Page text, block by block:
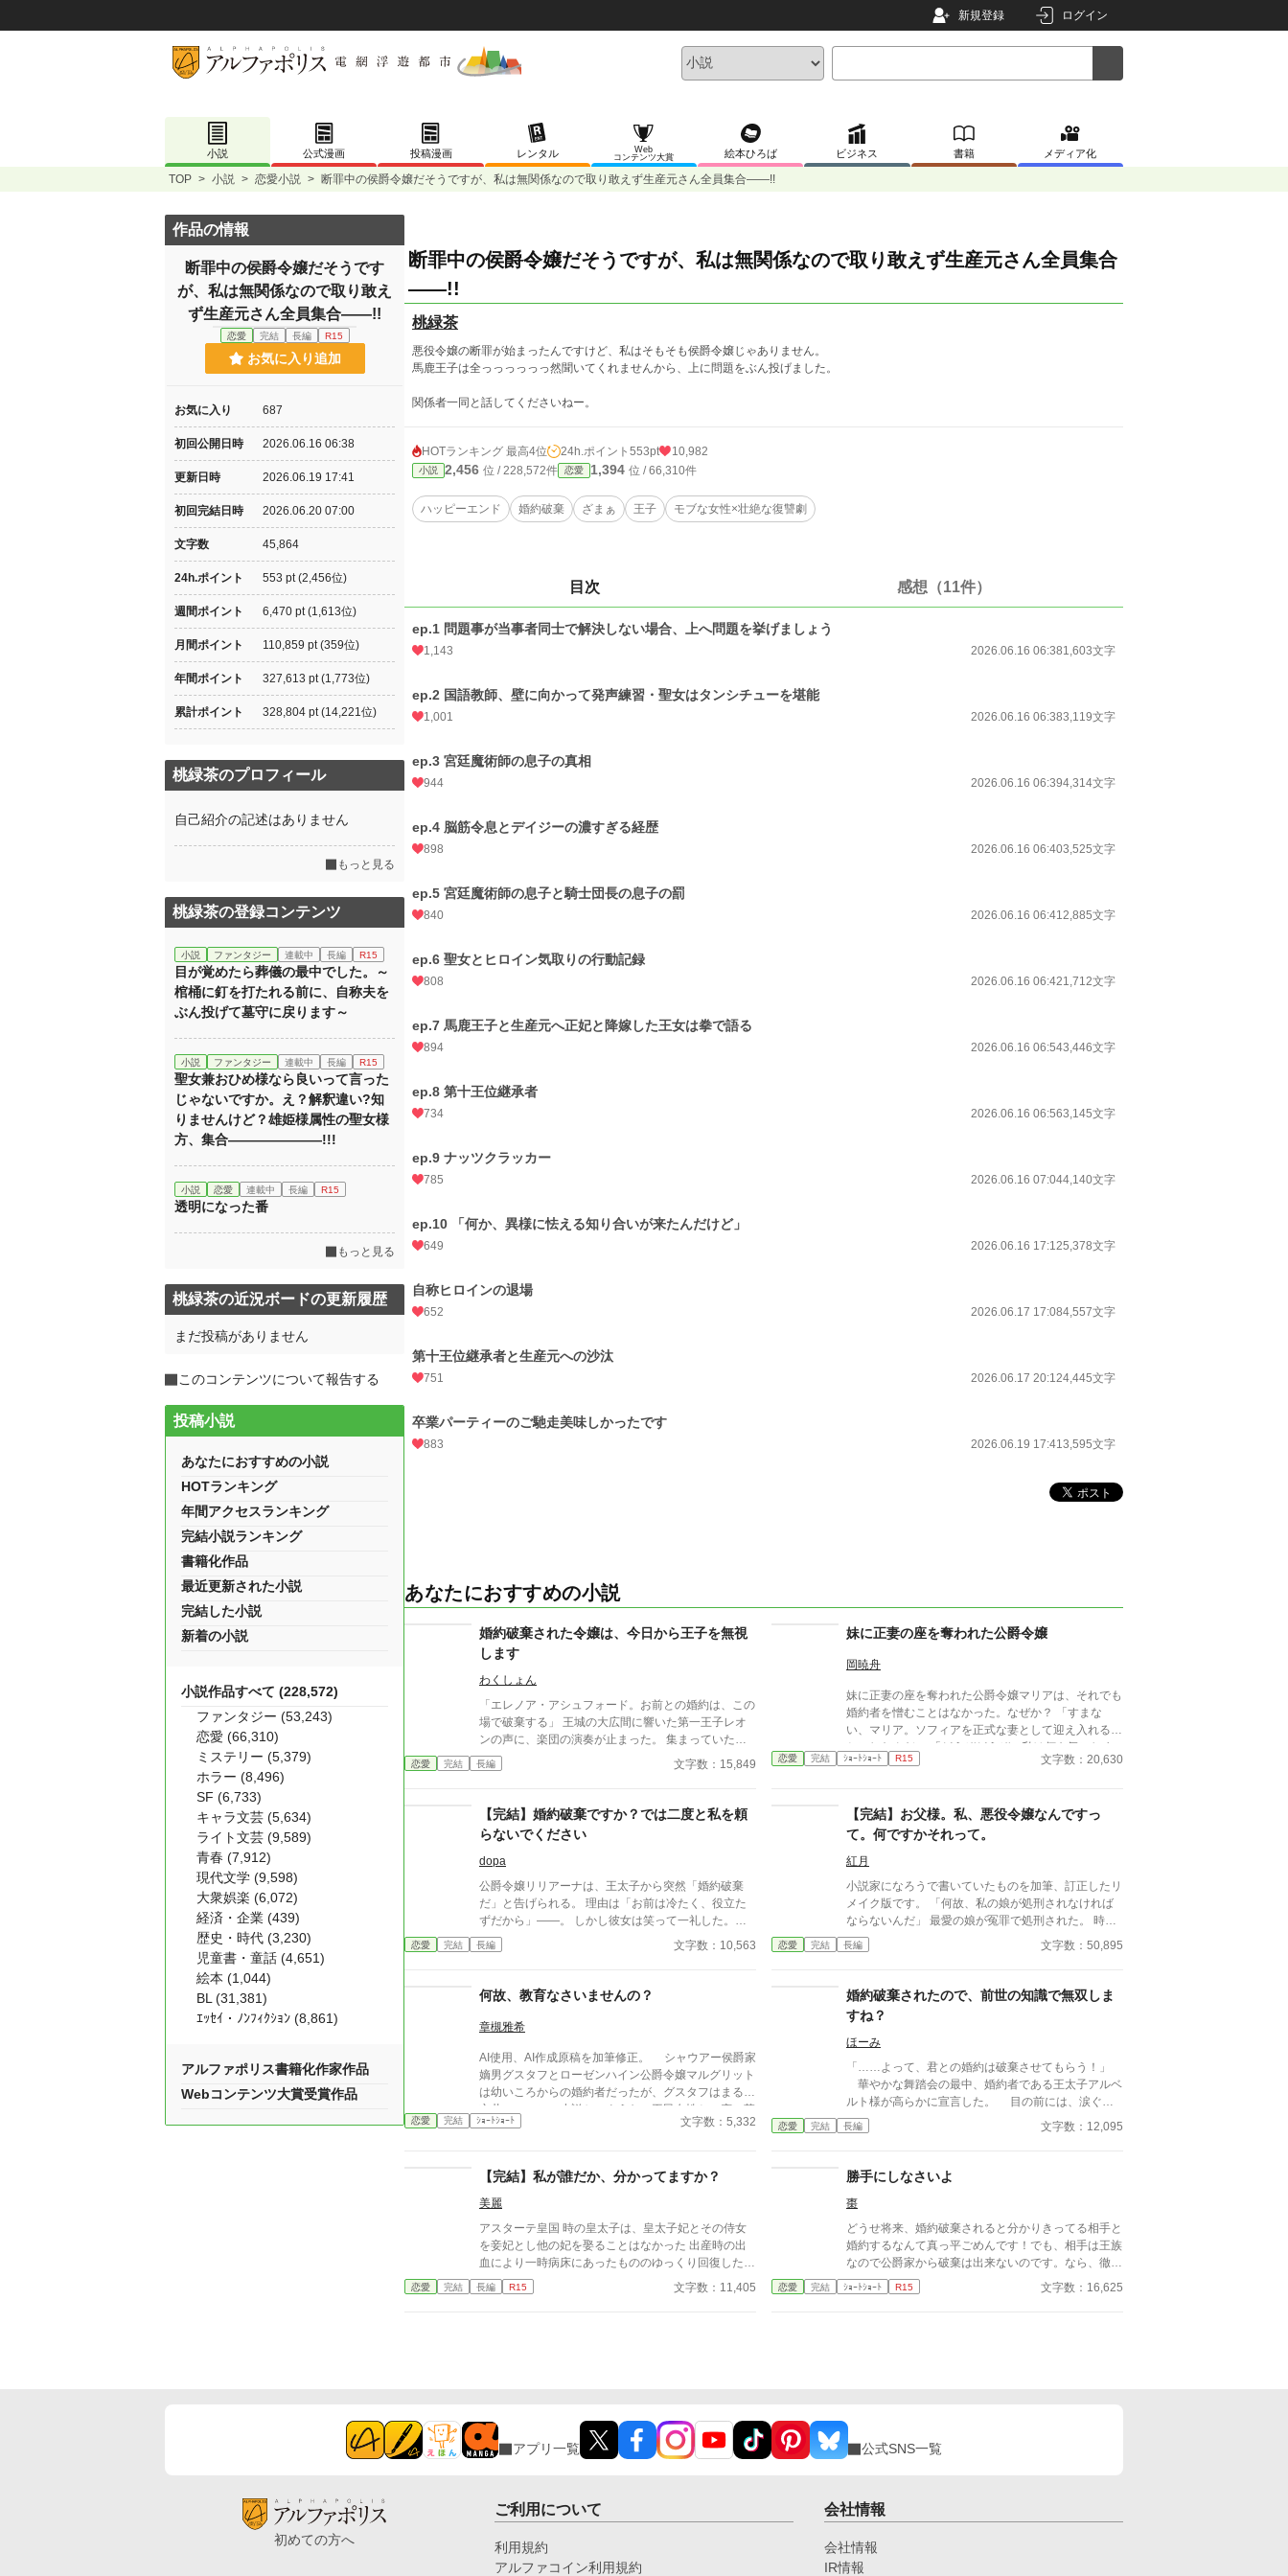
新規登録 ログイン
小説 公式漫画 投稿漫画 レンタル
Web
コンテンツ大賞
絵本ひろば ビジネス 書籍 メディア化
TOP > 小説 > 恋愛小説 > 断罪中の侯爵令嬢だそうですが、私は無関係なので取り敢えず生産元さん全員集合――!!
断罪中の侯爵令嬢だそうですが、私は無関係なので取り敢えず生産元さん全員集合
――!!
桃緑茶
悪役令嬢の断罪が始まったんですけど、私はそもそも侯爵令嬢じゃありません。
馬鹿王子は全っっっっっっ然聞いてくれませんから、上に問題をぶん投げました。
関係者一同と話してくださいねー。
HOTランキング 最高4位 24h.ポイント 553pt 10,982
小説 2,456 位 / 228,572件 恋愛 1,394 位 / 66,310件
ハッピーエンド 婚約破棄 ざまぁ 王子 モブな女性×壮絶な復讐劇
目次 感想（11件）
ep.1 問題事が当事者同士で解決しない場合、上へ問題を挙げましょう
1,143 2026.06.16 06:381,603文字
ep.2 国語教師、壁に向かって発声練習・聖女はタンシチューを堪能
1,001 2026.06.16 06:383,119文字
ep.3 宮廷魔術師の息子の真相
944 2026.06.16 06:394,314文字
ep.4 脳筋令息とデイジーの濃すぎる経歴
898 2026.06.16 06:403,525文字
ep.5 宮廷魔術師の息子と騎士団長の息子の罰
840 2026.06.16 06:412,885文字
ep.6 聖女とヒロイン気取りの行動記録
808 2026.06.16 06:421,712文字
ep.7 馬鹿王子と生産元へ正妃と降嫁した王女は拳で語る
894 2026.06.16 06:543,446文字
ep.8 第十王位継承者
734 2026.06.16 06:563,145文字
ep.9 ナッツクラッカー
785 2026.06.16 07:044,140文字
ep.10 「何か、異様に怯える知り合いが来たんだけど」
649 2026.06.16 17:125,378文字
自称ヒロインの退場
652 2026.06.17 17:084,557文字
第十王位継承者と生産元への沙汰
751 2026.06.17 20:124,445文字
卒業パーティーのご馳走美味しかったです
883 2026.06.19 17:413,595文字
あなたにおすすめの小説
婚約破棄された令嬢は、今日から王子を無視
します
わくしょん
「エレノア・アシュフォード。お前との婚約は、この
場で破棄する」 王城の大広間に響いた第一王子レオ
ンの声に、楽団の演奏が止まった。 集まっていた貴
族たちは息をのみ、次の瞬間にはざわめきが広がる。
エレノアはゆっくりと顔を上げた。 目の前では、王
が勝ち誇ったように微笑んでいる。
恋愛 完結 長編 文字数：15,849
妹に正妻の座を奪われた公爵令嬢
岡暁舟
妹に正妻の座を奪われた公爵令嬢マリアは、それでも
婚約者を憎むことはなかった。なぜか？ 「すまな
い、マリア。ソフィアを正式な妻として迎え入れるこ
とにしたんだ」 「どうぞどうぞ。私は何も気にしま
せんから……」 マリアは妹のソフィアを祝福した。
恋愛 完結 ｼｮｰﾄｼｮｰﾄ R15 文字数：20,630
【完結】婚約破棄ですか？では二度と私を頼
らないでください
dopa
公爵令嬢リリアーナは、王太子から突然「婚約破棄
だ」と告げられる。 理由は「お前は冷たく、役立た
ずだから」――。 しかし彼女は笑って一礼した。
「婚約破棄ですか？ では二度と私を頼らないでくだ
さい」 その一言を残し、王宮を去るリリアーナ。 実
発まで陰で支えてきた真の功労者だった。 彼女が去
った途端、王宮は混乱。外交は失敗し、財政は赤字、
魔物討伐も滞り、王太子は初めて「彼女がすべてを支
隣国の冷酷公爵にその才能を見いだされ、最高待遇で
迎えられる。 「君が望むなら、今度は私が君を守ろ
う」 元婚約者が何度謝っても、もう遅い。 婚約破棄
された令嬢が、新たな居場所で幸せを掴み、見下して
いた者たちを後悔させる痛快ざまぁファンタジー。
恋愛 完結 長編 文字数：10,563
【完結】お父様。私、悪役令嬢なんですっ
て。何ですかそれって。
紅月
小説家になろうで書いていたものを加筆、訂正したリ
メイク版です。 「何故、私の娘が処刑されなければ
ならないんだ」 最愛の娘が冤罪で処刑された。 時を
巻き戻し、復讐を誓う家族。 娘は前と違う人生を歩
み、家族は元凶へ復讐の手を伸ばすが、巻き戻す前と
恋愛 完結 長編 文字数：50,895
何故、教育なさいませんの？
章槻雅希
AI使用、AI作成原稿を加筆修正。 シャウアー侯爵家
嫡男グスタフとローゼンハイン公爵令嬢マルグリット
は幼いころからの婚約者だったが、グスタフはまるで
市井のロマンス小説かのような、平民女性との恋に落
ちる。これまた物語のように婚約破棄を告げようとす
投稿、自サイトにも掲載。
恋愛 完結 ｼｮｰﾄｼｮｰﾄ 文字数：5,332
婚約破棄されたので、前世の知識で無双しま
すね？
ほーみ
「……よって、君との婚約は破棄させてもらう！」
華やかな舞踏会の最中、婚約者である王太子アルベ
ルト様が高らかに宣言した。 目の前には、涙ぐみ
ながら私を見つめる金髪碧眼の美しい令嬢。確か侯爵
家の三女、リリア・フォン・クラウゼルだったかし
恋愛 完結 長編 文字数：12,095
【完結】私が誰だか、分かってますか？
美麗
アスターテ皇国 時の皇太子は、皇太子妃とその侍女
を妾妃とし他の妃を娶ることはなかった 出産時の出
血により一時病床にあったもののゆっくり回復した。
皇太子は皇帝となり、皇太子妃は皇后となった。 そ
して、皇后との間に産まれた男児を皇太子とした。
かも不明であった。 そして、この妾妃の娘マリアー
ナははたしてどのような娘なのか… １７話完結予定
です。 完結まで書き終わっております。 よろしくお
恋愛 完結 長編 R15 文字数：11,405
勝手にしなさいよ
棗
どうせ将来、婚約破棄されると分かりきってる相手と
婚約するなんて真っ平ごめんです！でも、相手は王族
なので公爵家から破棄は出来ないのです。なら、徹底
的に避けるのみ。と思っていた悪役令嬢予定のヴァイ
オレットだが……
恋愛 完結 ｼｮｰﾄｼｮｰﾄ R15 文字数：16,625
作品の情報
断罪中の侯爵令嬢だそうです
が、私は無関係なので取り敢え
ず生産元さん全員集合――!!
恋愛 完結 長編 R15
お気に入り追加
お気に入り 687
初回公開日時 2026.06.16 06:38
更新日時 2026.06.19 17:41
初回完結日時 2026.06.20 07:00
文字数 45,864
24h.ポイント 553 pt (2,456位)
週間ポイント 6,470 pt (1,613位)
月間ポイント 110,859 pt (359位)
年間ポイント 327,613 pt (1,773位)
累計ポイント 328,804 pt (14,221位)
桃緑茶のプロフィール
自己紹介の記述はありません
もっと見る
桃緑茶の登録コンテンツ
小説 ファンタジー 連載中 長編 R15
目が覚めたら葬儀の最中でした。～
棺桶に釘を打たれる前に、自称夫を
ぶん投げて墓守に戻ります～
小説 ファンタジー 連載中 長編 R15
聖女兼おひめ様なら良いって言った
じゃないですか。え？解釈違い?知
りませんけど？雄姫様属性の聖女様
方、集合―――――――!!!
小説 恋愛 連載中 長編 R15
透明になった番
もっと見る
桃緑茶の近況ボードの更新履歴
まだ投稿がありません
このコンテンツについて報告する
投稿小説
あなたにおすすめの小説
HOTランキング
年間アクセスランキング
完結小説ランキング
書籍化作品
最近更新された小説
完結した小説
新着の小説
小説作品すべて (228,572)
ファンタジー (53,243)
恋愛 (66,310)
ミステリー (5,379)
ホラー (8,496)
SF (6,733)
キャラ文芸 (5,634)
ライト文芸 (9,589)
青春 (7,912)
現代文学 (9,598)
大衆娯楽 (6,072)
経済・企業 (439)
歴史・時代 (3,230)
児童書・童話 (4,651)
絵本 (1,044)
BL (31,381)
ｴｯｾｲ・ﾉﾝﾌｨｸｼｮﾝ (8,861)
アルファポリス書籍化作家作品
Webコンテンツ大賞受賞作品
アプリ一覧 公式SNS一覧
初めての方へ
ご利用について
利用規約
アルファコイン利用規約
会社情報
会社情報
IR情報